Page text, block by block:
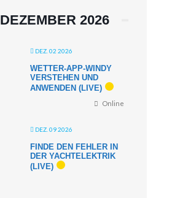
DEZEMBER 2026
DEZ. 02 2026
WETTER-APP-WINDY
VERSTEHEN UND
ANWENDEN (LIVE)
Online
DEZ. 09 2026
FINDE DEN FEHLER IN
DER YACHTELEKTRIK
(LIVE)